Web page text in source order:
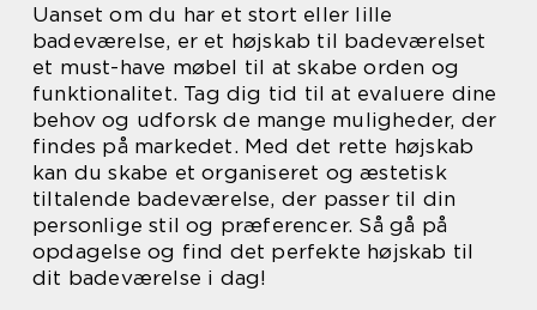
Uanset om du har et stort eller lille
badeværelse, er et højskab til badeværelset
et must-have møbel til at skabe orden og
funktionalitet. Tag dig tid til at evaluere dine
behov og udforsk de mange muligheder, der
findes på markedet. Med det rette højskab
kan du skabe et organiseret og æstetisk
tiltalende badeværelse, der passer til din
personlige stil og præferencer. Så gå på
opdagelse og find det perfekte højskab til
dit badeværelse i dag!